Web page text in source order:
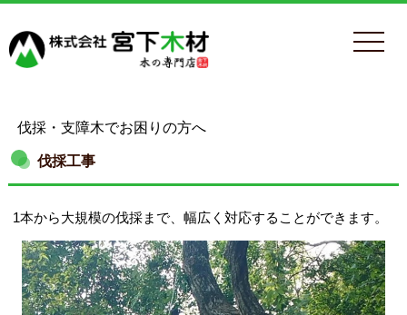
伐採・支障木でお困りの方へ
伐採工事
1本から大規模の伐採まで、幅広く対応することができます。